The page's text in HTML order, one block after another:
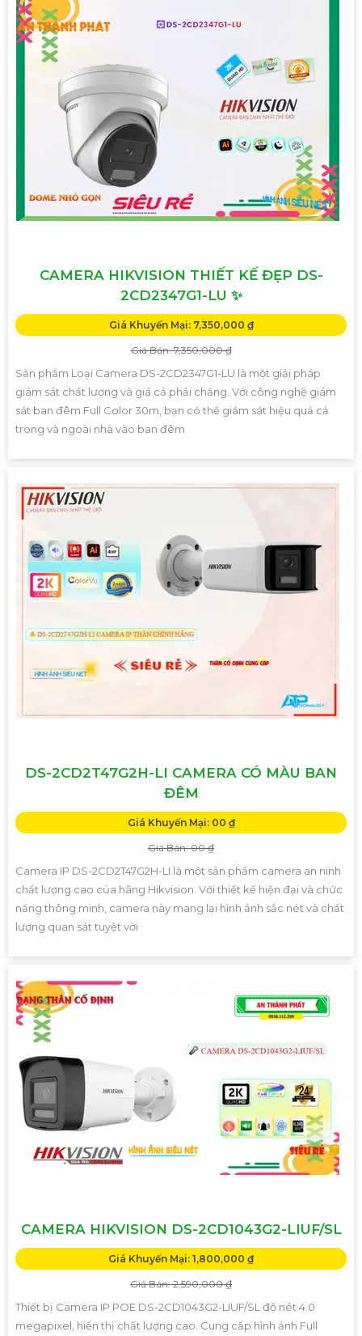
CAMERA HIKVISION THIẾT KẾ ĐẸP DS-
2CD2347G1-LU ✨
Giá Khuyến Mại: 7,350,000 ₫
Giá Bán: 7,350,000 ₫
Sản phẩm Loại Camera DS-2CD2347G1-LU là một giải pháp
giám sát chất lượng và giá cả phải chăng. Với công nghệ giám
sát ban đêm Full Color 30m, bạn có thể giám sát hiệu quả cả
trong và ngoài nhà vào ban đêm
DS-2CD2T47G2H-LI CAMERA CÓ MÀU BAN
ĐÊM
Giá Khuyến Mại: 00 ₫
Giá Bán: 00 ₫
Camera IP DS-2CD2T47G2H-LI là một sản phẩm camera an ninh
chất lượng cao của hãng Hikvision. Với thiết kế hiện đại và chức
năng thông minh, camera này mang lại hình ảnh sắc nét và chất
lượng quan sát tuyệt vời
CAMERA HIKVISION DS-2CD1043G2-LIUF/SL
Giá Khuyến Mại: 1,800,000 ₫
Giá Bán: 2,590,000 ₫
Thiết bị Camera IP POE DS-2CD1043G2-LIUF/SL độ nét 4.0
megapixel, hiển thị chất lượng cao. Cung cấp hình ảnh Full